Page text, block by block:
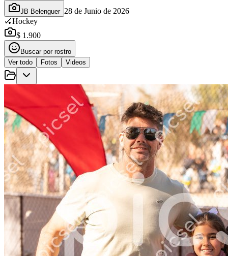
JB Belenguer 28 de Junio de 2026
🏑Hockey
$ 1.900
Buscar por rostro
Ver todo
Fotos Videos